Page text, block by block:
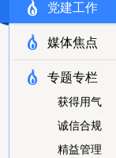
党建工作
媒体焦点
专题专栏
获得用气
诚信合规
精益管理